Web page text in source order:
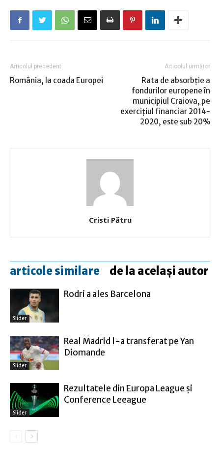
Articolul precedent
România, la coada Europei
Articolul următor
Rata de absorbţie a
fondurilor europene în
municipiul Craiova, pe
exerciţiul financiar 2014-
2020, este sub 20%
Cristi Pătru
articole similare de la același autor
Slider
Rodri a ales Barcelona
Slider
Real Madrid l-a transferat pe Yan
Diomande
Slider
Rezultatele din Europa League şi
Conference Leeague